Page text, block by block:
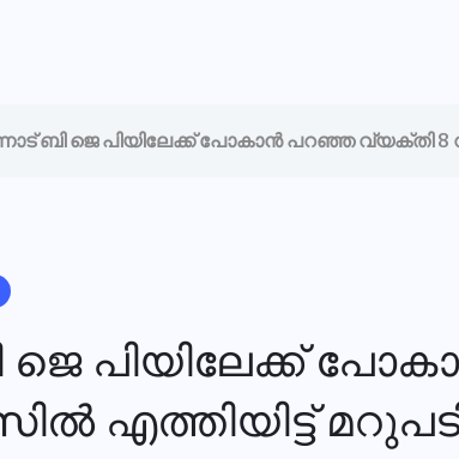
ബി ജെ പിയിലേക്ക് പോകാൻ പറഞ്ഞ വ്യക്തി
ജെ പിയിലേക്ക്
എത്തിയിട്ട്